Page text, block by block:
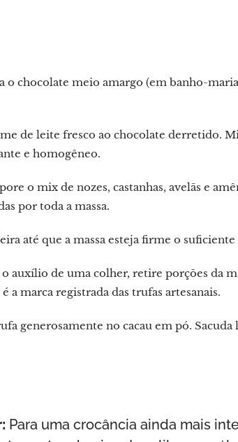
o chocolate meio amargo (em banho-
de leite fresco ao chocolate derretido.
e homogêneo.
o mix de nozes, castanhas, avelãs e
por toda a massa.
até que a massa esteja firme o
auxílio de uma colher, retire porções da
marca registrada das trufas artesanais.
generosamente no cacau em pó.
Para uma crocância ainda mais